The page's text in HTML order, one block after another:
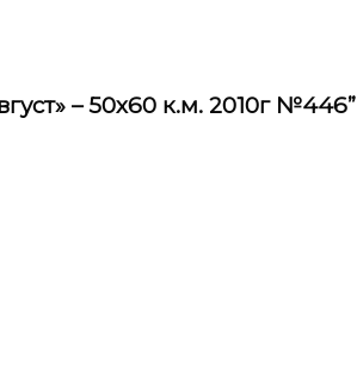
– 50х60 к.м. 2010г №446”